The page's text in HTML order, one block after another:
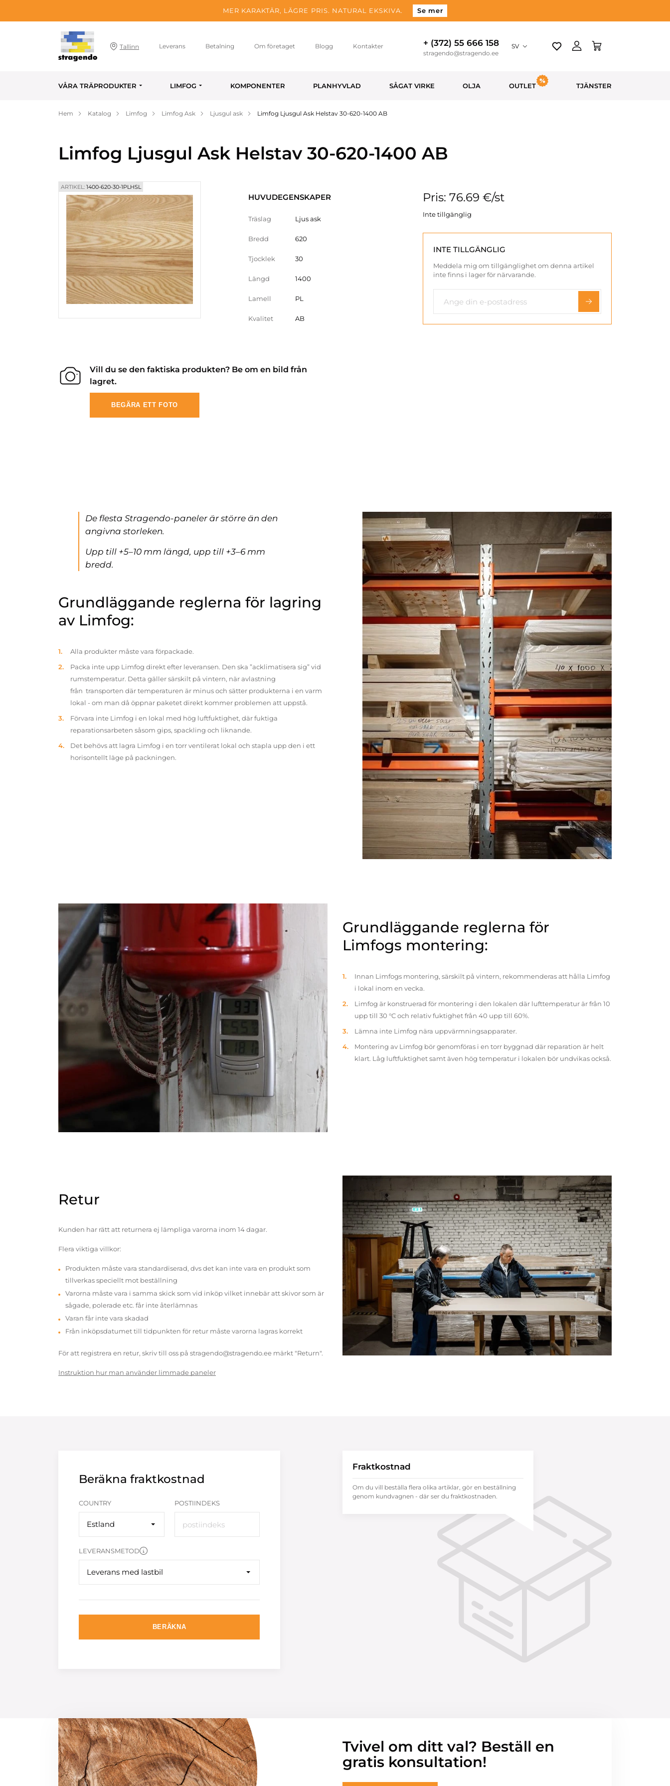
MER KARAKTÄR, LÄGRE PRIS. NATURAL EKSKIVA. Se mer
Tallinn Leverans Betalning Om företaget Blogg Kontakter + (372) 55 666 158
stragendo@stragendo.ee
SV
VÅRA TRÄPRODUKTER LIMFOG KOMPONENTER PLANHYVLAD SÅGAT VIRKE OLJA OUTLET TJÄNSTER
Hem Katalog Limfog Limfog Ask Ljusgul ask Limfog Ljusgul Ask Helstav 30-620-1400 AB
Limfog Ljusgul Ask Helstav 30-620-1400 AB
ARTIKEL: 1400-620-30-1PLHSL
HUVUDEGENSKAPER
Träslag Ljus ask
Bredd 620
Tjocklek 30
Längd 1400
Lamell PL
Kvalitet AB
Pris: 76.69 €/st
Inte tillgänglig
INTE TILLGÄNGLIG
Meddela mig om tillgänglighet om denna artikel
inte finns i lager för närvarande.
Vill du se den faktiska produkten? Be om en bild från
lagret.
BEGÄRA ETT FOTO
De flesta Stragendo-paneler är större än den
angivna storleken.
Upp till +5–10 mm längd, upp till +3–6 mm
bredd.
Grundläggande reglerna för lagring
av Limfog:
Alla produkter måste vara förpackade.
Packa inte upp Limfog direkt efter leveransen. Den ska ”acklimatisera sig” vid
rumstemperatur. Detta gäller särskilt på vintern, när avlastning
från transporten där temperaturen är minus och sätter produkterna i en varm
lokal - om man då öppnar paketet direkt kommer problemen att uppstå.
Förvara inte Limfog i en lokal med hög luftfuktighet, där fuktiga
reparationsarbeten såsom gips, spackling och liknande.
Det behövs att lagra Limfog i en torr ventilerat lokal och stapla upp den i ett
horisontellt läge på packningen.
Grundläggande reglerna för
Limfogs montering:
Innan Limfogs montering, särskilt på vintern, rekommenderas att hålla Limfog
i lokal inom en vecka.
Limfog är konstruerad för montering i den lokalen där lufttemperatur är från 10
upp till 30 °C och relativ fuktighet från 40 upp till 60%.
Lämna inte Limfog nära uppvärmningsapparater.
Montering av Limfog bör genomföras i en torr byggnad där reparation är helt
klart. Låg luftfuktighet samt även hög temperatur i lokalen bör undvikas också.
Retur
Kunden har rätt att returnera ej lämpliga varorna inom 14 dagar.
Flera viktiga villkor:
Produkten måste vara standardiserad, dvs det kan inte vara en produkt som
tillverkas speciellt mot beställning
Varorna måste vara i samma skick som vid inköp vilket innebär att skivor som är
sågade, polerade etc. får inte återlämnas
Varan får inte vara skadad
Från inköpsdatumet till tidpunkten för retur måste varorna lagras korrekt
För att registrera en retur, skriv till oss på stragendo@stragendo.ee märkt "Return".
Instruktion hur man använder limmade paneler
Beräkna fraktkostnad
COUNTRY
Estland
POSTIINDEKS
LEVERANSMETOD
Leverans med lastbil
BERÄKNA
Fraktkostnad
Om du vill beställa flera olika artiklar, gör en beställning
genom kundvagnen - där ser du fraktkostnaden.
Tvivel om ditt val? Beställ en
gratis konsultation!